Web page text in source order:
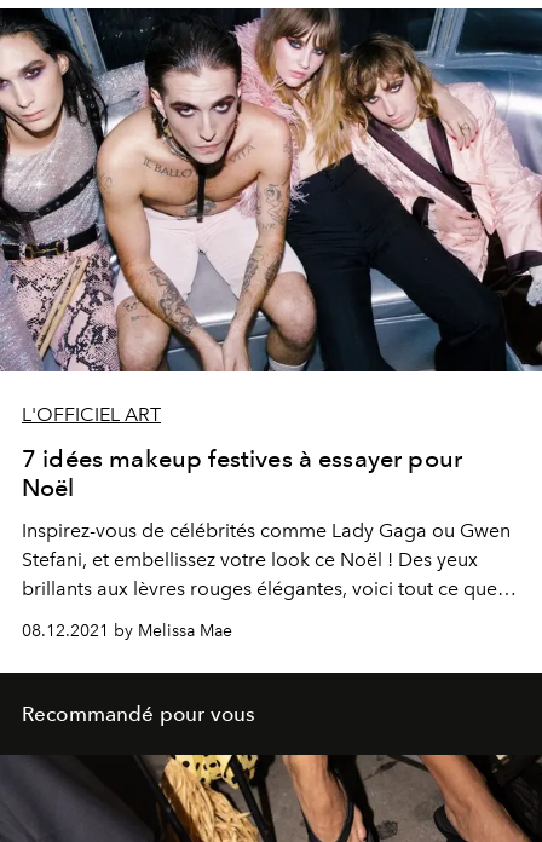
L'OFFICIEL ART
7 idées makeup festives à essayer pour
Noël
Inspirez-vous de célébrités comme Lady Gaga ou Gwen
Stefani, et embellissez votre look ce Noël ! Des yeux
brillants aux lèvres rouges élégantes, voici tout ce que
dans la tendance cette année.
08.12.2021 by Melissa Mae
Recommandé pour vous